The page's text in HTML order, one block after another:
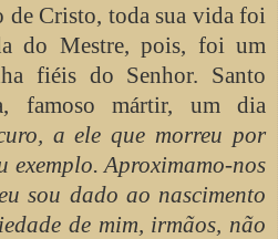
de Cristo, toda sua vida foi
do Mestre, pois, foi um
fiéis do Senhor. Santo
famoso mártir, um dia
a ele que morreu por
exemplo. Aproximamo-nos
sou dado ao nascimento
de mim, irmãos, não